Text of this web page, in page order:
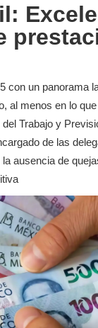
con un panorama
al menos en lo
Trabajo y
de las
ausencia de